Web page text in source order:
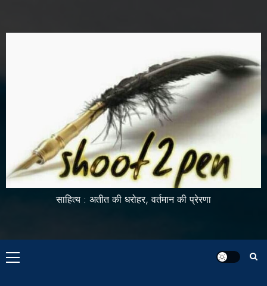
साहित्य : अतीत की धरोहर, वर्तमान की प्रेरणा